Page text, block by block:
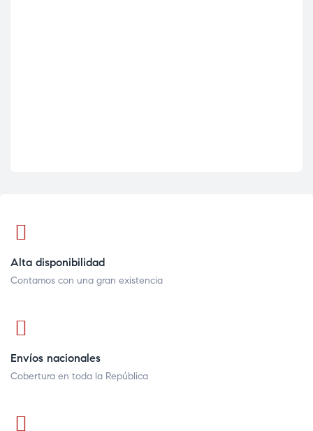
Alta disponibilidad
Contamos con una gran existencia
Envíos nacionales
Cobertura en toda la República